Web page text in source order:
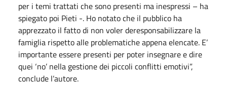
per i temi trattati che sono presenti ma inespressi – ha
spiegato poi Pieti -. Ho notato che il pubblico ha
apprezzato il fatto di non voler deresponsabilizzare la
famiglia rispetto alle problematiche appena elencate. E’
importante essere presenti per poter insegnare e dire
quei ‘no’ nella gestione dei piccoli conflitti emotivi”,
conclude l’autore.